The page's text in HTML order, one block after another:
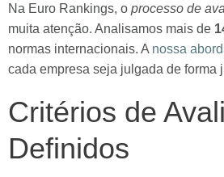
Na Euro Rankings, o processo de
muita atenção. Analisamos mais de
normas internacionais. A nossa
cada empresa seja julgada de forma
Critérios de
Definidos